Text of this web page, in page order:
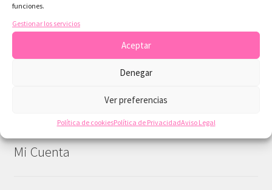
funciones.
Gestionar los servicios
Aceptar
Denegar
Ver preferencias
Política de cookiesPolítica de PrivacidadAviso Legal
Blog sobre scrapbooking y recursos digitales
Ofertas y descuentos
Mi Cuenta